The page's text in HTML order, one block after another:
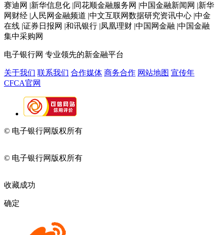
赛迪网 |新华信息化 |同花顺金融服务网 |中国金融新闻网 |新华
网财经 |人民网金融频道 |中文互联网数据研究资讯中心 |中金
在线 |证券日报网 |和讯银行 |凤凰理财 |中国网金融 |中国金融
集中采购网
电子银行网 专业领先的新金融平台
关于我们 联系我们 合作媒体 商务合作 网站地图 宣传年
CFCA官网
© 电子银行网版权所有
© 电子银行网版权所有
收藏成功
确定